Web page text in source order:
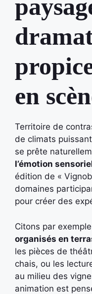
en
Territoire de
de climats
se prête
l’émotion
édition de «
domaines
pour créer des
Citons par exemple
organisés en
les pièces de
chais, ou les
au milieu des
animation est